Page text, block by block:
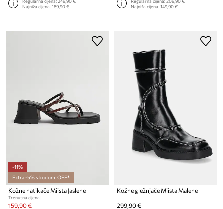
Regularna cijena:249,90 €
Najniža cijena:189,90 €
Regularna cijena:209,90 €
Najniža cijena:149,90 €
-11%
Extra -5% s kodom: OFF*
Kožne natikače Miista Jaslene
Trenutna cijena:
159,90 €
Kožne gležnjače Miista Malene
299,90 €